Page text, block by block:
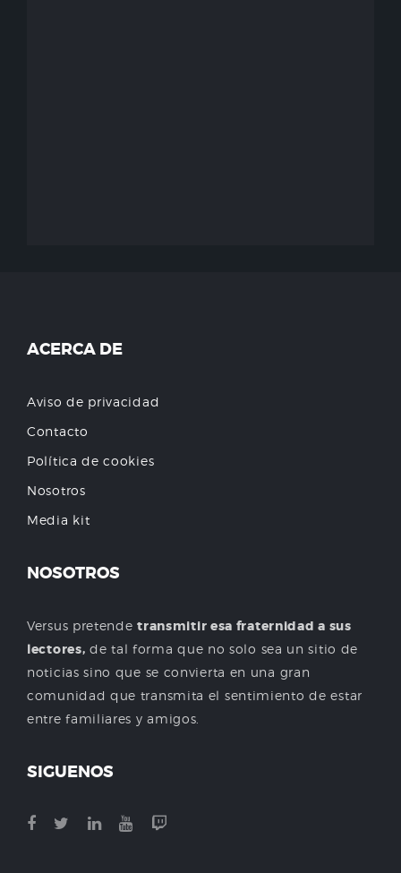
ACERCA DE
Aviso de privacidad
Contacto
Política de cookies
Nosotros
Media kit
NOSOTROS
Versus pretendetransmitir esa fraternidad a sus
lectores, de tal forma que no solo sea un sitio de
noticias sino que se convierta en una gran
comunidad que transmita el sentimiento de estar
entre familiares y amigos.
SIGUENOS